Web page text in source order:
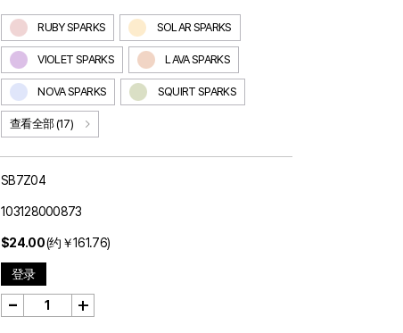
RUBY SPARKS SOLAR SPARKS
VIOLET SPARKS LAVA SPARKS
NOVA SPARKS SQUIRT SPARKS
查看全部 (17)
SB7Z04
103128000873
$24.00(约￥161.76)
登录
- +